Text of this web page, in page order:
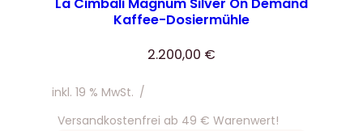
La Cimbali Magnum Silver On Demand
Kaffee-Dosiermühle
2.200,00 €
inkl. 19 % MwSt. /
Versandkostenfrei ab 49 € Warenwert!